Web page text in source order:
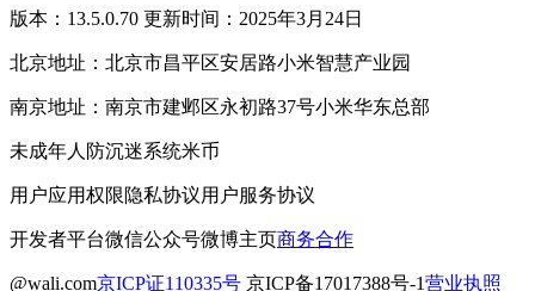
版本：13.5.0.70 更新时间：2025年3月24日
北京地址：北京市昌平区安居路小米智慧产业园
南京地址：南京市建邺区永初路37号小米华东总部
未成年人防沉迷系统米币
用户应用权限隐私协议用户服务协议
开发者平台微信公众号微博主页商务合作
@wali.com京ICP证110335号 京ICP备17017388号-1营业执照